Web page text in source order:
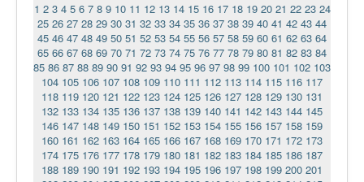
1 2 3 4 5 6 7 8 9 10 11 12 13 14 15 16 17 18 19 20 21 22 23 24
25 26 27 28 29 30 31 32 33 34 35 36 37 38 39 40 41 42 43 44
45 46 47 48 49 50 51 52 53 54 55 56 57 58 59 60 61 62 63 64
65 66 67 68 69 70 71 72 73 74 75 76 77 78 79 80 81 82 83 84
85 86 87 88 89 90 91 92 93 94 95 96 97 98 99 100 101 102 103
104 105 106 107 108 109 110 111 112 113 114 115 116 117
118 119 120 121 122 123 124 125 126 127 128 129 130 131
132 133 134 135 136 137 138 139 140 141 142 143 144 145
146 147 148 149 150 151 152 153 154 155 156 157 158 159
160 161 162 163 164 165 166 167 168 169 170 171 172 173
174 175 176 177 178 179 180 181 182 183 184 185 186 187
188 189 190 191 192 193 194 195 196 197 198 199 200 201